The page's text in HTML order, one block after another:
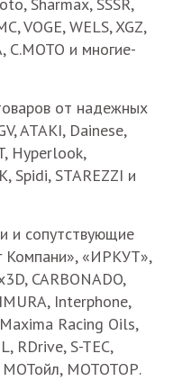
Sharmax, SSSR,
VOGE, WELS, XGZ,
С.МОТО и многие-
от надежных
ATAKI, Dainese,
Hyperlook,
Spidi, STAREZZI и
и сопутствующие
Компани», «ИРКУТ»,
CARBONADO,
Interphone,
Racing Oils,
RDrive, S-TEC,
МОТойл, МОТОТОР.